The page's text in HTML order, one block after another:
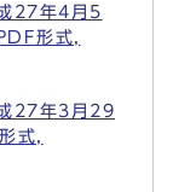
27年4月5
形式,
27年3月29
式,